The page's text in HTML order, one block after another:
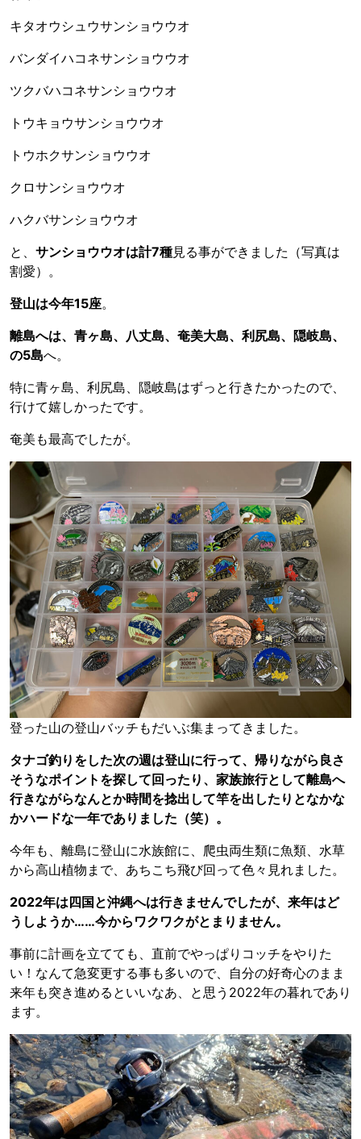
キタオウシュウサンショウウオ
バンダイハコネサンショウウオ
ツクバハコネサンショウウオ
トウキョウサンショウウオ
トウホクサンショウウオ
クロサンショウウオ
ハクバサンショウウオ
と、 サンショウウオは計7種見る事ができました（写真は
割愛）。
登山は今年15座。
離島へは、青ヶ島、八丈島、奄美大島、利尻島、隠岐島、
の5島へ。
特に青ヶ島、利尻島、隠岐島はずっと行きたかったので、
行けて嬉しかったです。
奄美も最高でしたが。
登った山の登山バッチもだいぶ集まってきました。
タナゴ釣りをした次の週は登山に行って、帰りながら良さ
そうなポイントを探して回ったり、家族旅行として離島へ
行きながらなんとか時間を捻出して竿を出したりとなかな
かハードな一年でありました（笑）。
今年も、離島に登山に水族館に、爬虫両生類に魚類、水草
から高山植物まで、あちこち飛び回って色々見れました。
2022年は四国と沖縄へは行きませんでしたが、来年はど
うしようか……今からワクワクがとまりません。
事前に計画を立てても、直前でやっぱりコッチをやりた
い！なんて急変更する事も多いので、自分の好奇心のまま
来年も突き進めるといいなあ、と思う2022年の暮れであり
ます。